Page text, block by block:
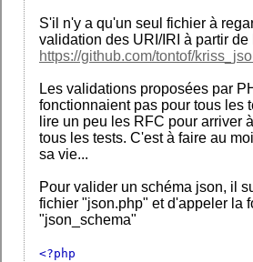
S'il n'y a qu'un seul fichier à
validation des URI/IRI à partir de
https://github.com/tontof/
Les validations proposées par
fonctionnaient pas pour tous les
lire un peu les RFC pour arriver
tous les tests. C'est à faire au
sa vie...
Pour valider un schéma json, il
fichier "json.php" et d'appeler la
"json_schema"
<?php